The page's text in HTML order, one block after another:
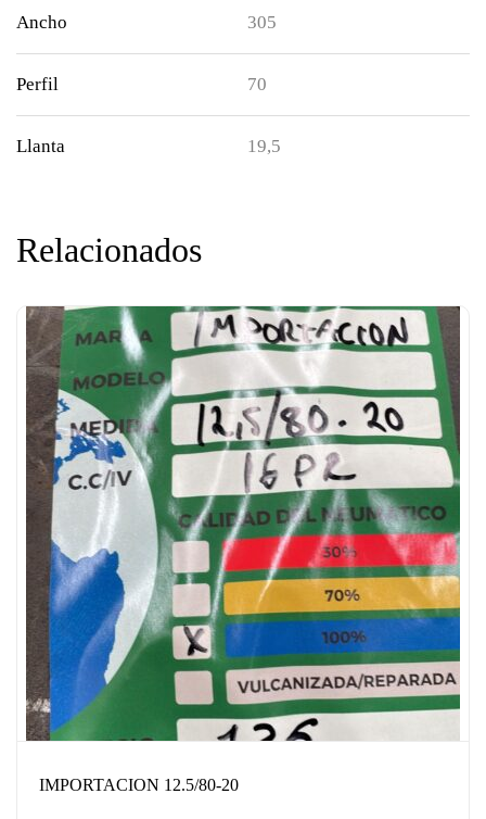
Ancho 305
Perfil 70
Llanta 19,5
Relacionados
IMPORTACION 12.5/80-20